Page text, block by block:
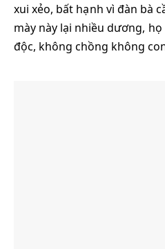
xui xẻo, bất hạnh vì đàn bà
mày này lại nhiều dương,
độc, không chồng không